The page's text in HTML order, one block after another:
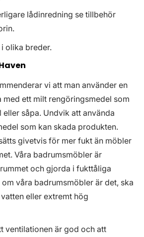
lådinredning se tillbehör
olika breder.
vi att man använder en
ett milt rengöringsmedel som
såpa. Undvik att använda
som kan skada produkten.
givetvis för mer fukt än möbler
Våra badrumsmöbler är
och gjorda i fukttåliga
våra badrumsmöbler är det, ska
eller extremt hög
ventilationen är god och att